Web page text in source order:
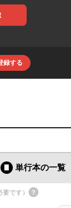
録する
単行本の一覧
です）